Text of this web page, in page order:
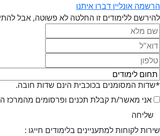
הרשמה אונליין דברו איתנו
להירשם ללימודים זו החלטה לא פשוטה, אבל
*שדות המסומנים בכוכבית הינם שדות חובה.
אני מאשר/ת קבלת תכנים ופרסומים מהמרכז
שירות לקוחות למתעניינים בלימודים חייגו :